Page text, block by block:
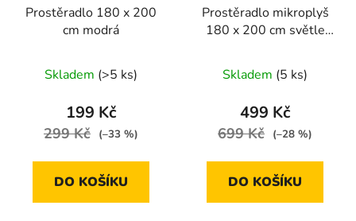
Prostěradlo 180 x 200
cm modrá
Skladem (>5 ks)
199 Kč
299 Kč (–33 %)
DO KOŠÍKU
Prostěradlo mikroplyš
180 x 200 cm světle
Skladem (5 ks)
499 Kč
699 Kč (–28 %)
DO KOŠÍKU